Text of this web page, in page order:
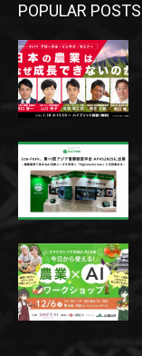
POPULAR POSTS